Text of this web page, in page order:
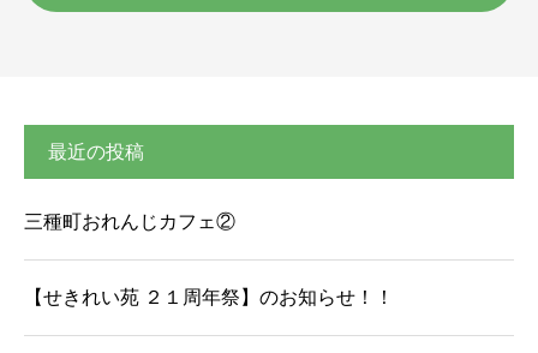
最近の投稿
三種町おれんじカフェ②
【せきれい苑 ２１周年祭】のお知らせ！！